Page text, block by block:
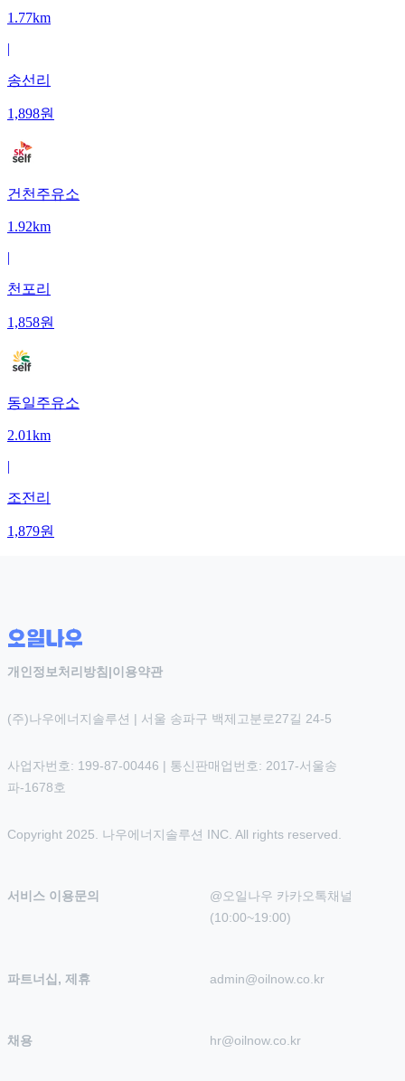
1.77km
|
송선리
1,898원
건천주유소
1.92km
|
천포리
1,858원
동일주유소
2.01km
|
조전리
1,879원
개인정보처리방침 |이용약관
(주)나우에너지솔루션 | 서울 송파구 백제고분로27길 24-5
사업자번호: 199-87-00446 | 통신판매업번호: 2017-서울송
파-1678호
Copyright 2025. 나우에너지솔루션 INC. All rights reserved.
서비스 이용문의
@오일나우 카카오톡채널
(10:00~19:00)
파트너십, 제휴 admin@oilnow.co.kr
채용 hr@oilnow.co.kr